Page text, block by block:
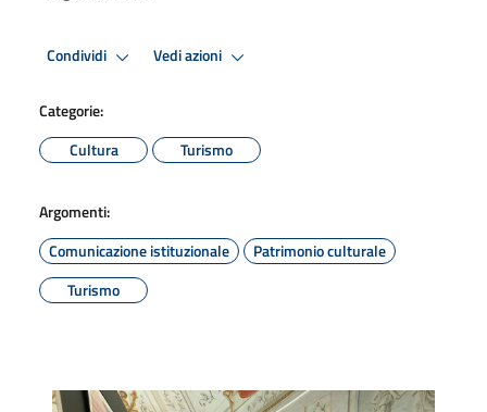
Condividi Vedi azioni
Categorie:
Cultura
Turismo
Argomenti:
Comunicazione istituzionale
Patrimonio culturale
Turismo